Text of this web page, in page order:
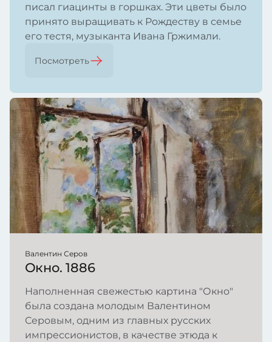
писал гиацинты в горшках. Эти цветы было
принято выращивать к Рождеству в семье
его тестя, музыканта Ивана Гржимали.
Посмотреть
Валентин Серов
Окно. 1886
Наполненная свежестью картина "Окно"
была создана молодым Валентином
Серовым, одним из главных русских
импрессионистов, в качестве этюда к